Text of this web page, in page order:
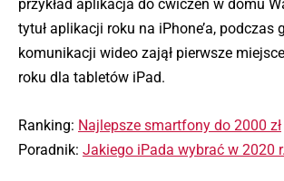
przykład aplikacja do ćwiczeń w domu
tytuł aplikacji roku na iPhone’a, podczas
komunikacji wideo zajął pierwsze
roku dla tabletów iPad.
Ranking: Najlepsze smartfony do 2000 zł
Poradnik: Jakiego iPada wybrać w 2020